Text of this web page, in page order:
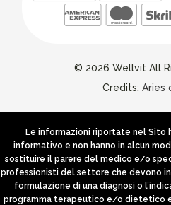
© 2026 Wellvit All
Credits: Aries
Le informazioni riportate nel Sito
informativo e non hanno in alcun
sostituire il parere del medico e/o
professionisti del settore che devono
formulazione di una diagnosi o
programma terapeutico e/o dietetico